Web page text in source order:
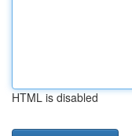
HTML is disabled